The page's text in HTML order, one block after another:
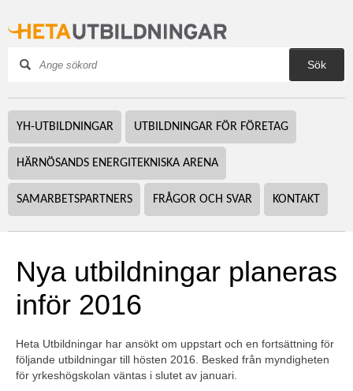
YH-UTBILDNINGAR UTBILDNINGAR FÖR FÖRETAG
HÄRNÖSANDS ENERGITEKNISKA ARENA
SAMARBETSPARTNERS FRÅGOR OCH SVAR KONTAKT
Nya utbildningar planeras
inför 2016
Heta Utbildningar har ansökt om uppstart och en fortsättning för
följande utbildningar till hösten 2016. Besked från myndigheten
för yrkeshögskolan väntas i slutet av januari.